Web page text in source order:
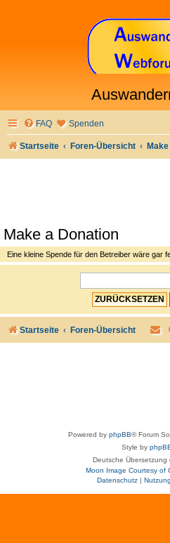
FAQ Spenden
Startseite Foren-Übersicht
Make a Donation
Eine kleine Spende für den Betreiber wäre gar
Startseite Foren-Übersicht
Powered by phpBB® Forum
Style by
Deutsche Übersetzung
Moon Image Courtesy of
Datenschutz|